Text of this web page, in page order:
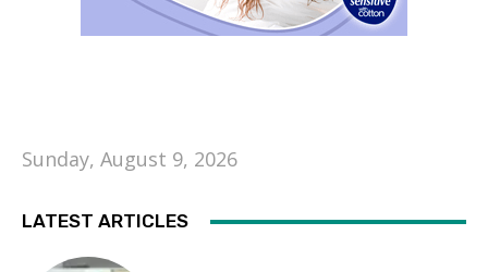
Sunday, August 9, 2026
LATEST ARTICLES